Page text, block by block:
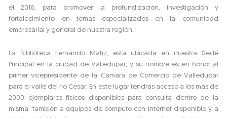
el 2016, para promover la profundización, investigación y
fortalecimiento en temas especializados en la comunidad
empresarial y general de nuestra región.
La Biblioteca Fernando Matiz, está ubicada en nuestra Sede
Principal en la ciudad de Valledupar, y su nombre es en honor al
primer vicepresidente de la Cámara de Comercio de Valledupar
para el valle del río Cesar. En este lugar tendrás acceso a los más de
2000 ejemplares físicos disponibles para consulta dentro de la
misma, también a equipos de cómputo con Internet disponible y a